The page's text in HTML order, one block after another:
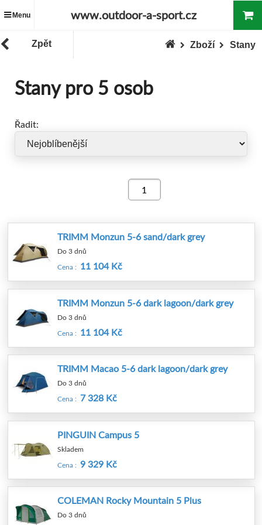
Menu www.outdoor-a-sport.cz
Zpět Stany
Zboží
Stany pro 5 osob
Řadit:
TRIMM Monzun 5-6 sand/dark grey
Do 3 dnů
Cena : 11 104 Kč
TRIMM Monzun 5-6 dark lagoon/dark grey
Do 3 dnů
Cena : 11 104 Kč
TRIMM Macao 5-6 dark lagoon/dark grey
Do 3 dnů
Cena : 7 328 Kč
PINGUIN Campus 5
Skladem
Cena : 9 329 Kč
COLEMAN Rocky Mountain 5 Plus
Do 3 dnů